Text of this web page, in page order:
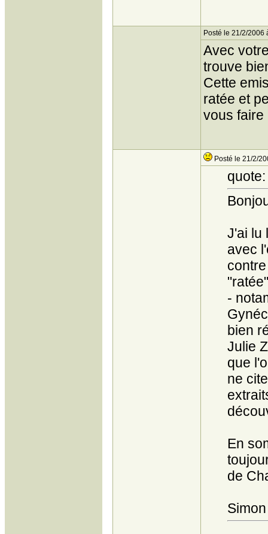
Posté le 21/2/2006
Avec
trouve
Cette
ratée et
vous faire
Posté le 21/2/
quote:
J'ai lu
avec
-
bien
Julie
que
ne
En
de